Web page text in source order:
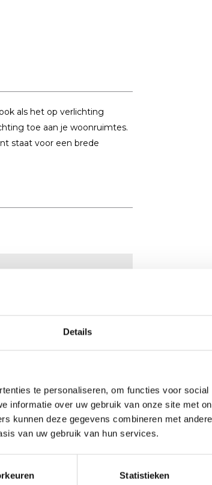
Details
te personaliseren, om functies voor
informatie over uw gebruik van onze site met
kunnen deze gegevens combineren met
van uw gebruik van hun services.
Statistieken
als het op verlichting
toe aan je woonruimtes.
staat voor een brede